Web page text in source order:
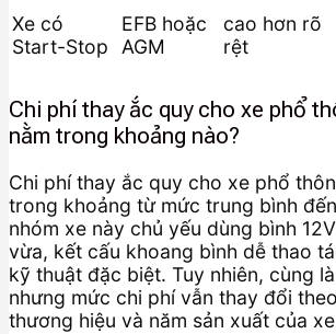
Xe có
Start-Stop
EFB hoặc
AGM
cao hơn rõ
rệt
Chi phí thay ắc quy cho xe phổ
nằm trong khoảng nào?
Chi phí thay ắc quy cho xe phổ
trong khoảng từ mức trung bình
nhóm xe này chủ yếu dùng bình
vừa, kết cấu khoang bình dễ thao
kỹ thuật đặc biệt. Tuy nhiên, cùng
nhưng mức chi phí vẫn thay đổi
thương hiệu và năm sản xuất của